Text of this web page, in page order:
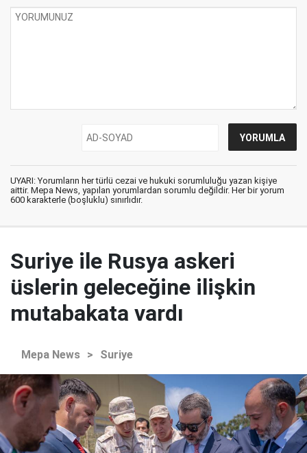
UYARI: Yorumların her türlü cezai ve hukuki sorumluluğu yazan kişiye
aittir. Mepa News, yapılan yorumlardan sorumlu değildir. Her bir yorum
600 karakterle (boşluklu) sınırlıdır.
Suriye ile Rusya askeri
üslerin geleceğine ilişkin
mutabakata vardı
Mepa News > Suriye